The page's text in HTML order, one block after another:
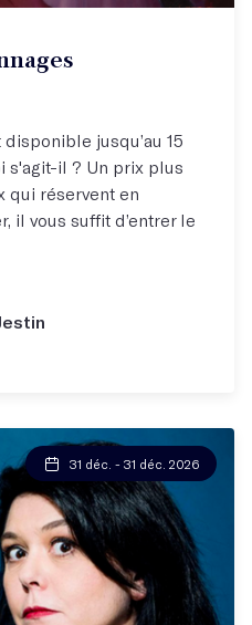
jusqu’au 15
s'agit-il ? Un prix plus
qui réservent en
il vous suffit d’entrer le
31 déc. - 31 déc. 2026